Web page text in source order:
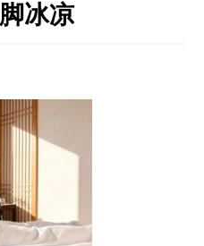
冰凉